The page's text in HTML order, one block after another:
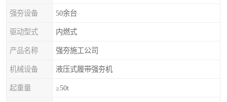
强夯设备 50余台
驱动型式 内燃式
产品名称 强夯施工公司
机械设备 液压式履带强夯机
起重量 ≥50t